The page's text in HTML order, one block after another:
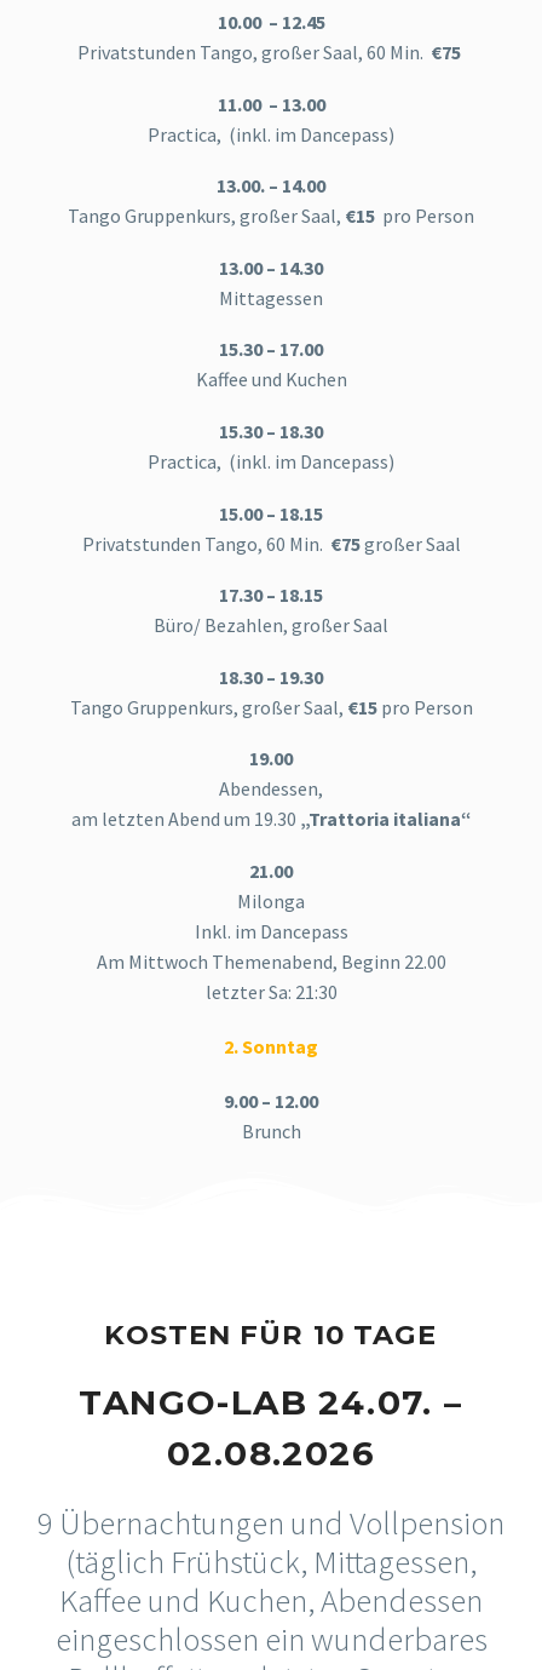
10.00 – 12.45
Privatstunden Tango, großer Saal, 60 Min. €75
11.00 – 13.00
Practica, (inkl. im Dancepass)
13.00. – 14.00
Tango Gruppenkurs, großer Saal, €15 pro Person
13.00 – 14.30
Mittagessen
15.30 – 17.00
Kaffee und Kuchen
15.30 – 18.30
Practica, (inkl. im Dancepass)
15.00 – 18.15
Privatstunden Tango, 60 Min. €75großer Saal
17.30 – 18.15
Büro/ Bezahlen, großer Saal
18.30 – 19.30
Tango Gruppenkurs, großer Saal, €15 pro Person
19.00
Abendessen,
am letzten Abend um 19.30 „Trattoria italiana“
21.00
Milonga
Inkl. im Dancepass
Am Mittwoch Themenabend, Beginn 22.00
letzter Sa: 21:30
2. Sonntag
9.00 – 12.00
Brunch
KOSTEN FÜR 10 TAGE
TANGO-LAB 24.07. –
02.08.2026
9 Übernachtungen und Vollpension
(täglich Frühstück, Mittagessen,
Kaffee und Kuchen, Abendessen
eingeschlossen ein wunderbares